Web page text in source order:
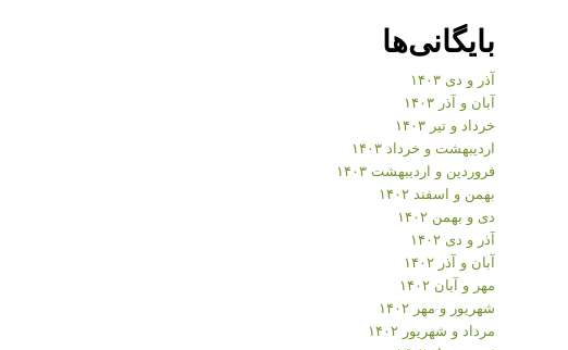
بایگانی‌ها
آذر و دی ۱۴۰۳
آبان و آذر ۱۴۰۳
خرداد و تیر ۱۴۰۳
اردیبهشت و خرداد ۱۴۰۳
فروردین و اردیبهشت ۱۴۰۳
بهمن و اسفند ۱۴۰۲
دی و بهمن ۱۴۰۲
آذر و دی ۱۴۰۲
آبان و آذر ۱۴۰۲
مهر و آبان ۱۴۰۲
شهریور و مهر ۱۴۰۲
مرداد و شهریور ۱۴۰۲